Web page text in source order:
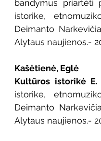
bandymus priartėti
istorike,
Deimanto
Alytaus naujienos.-
Kašėtienė, Eglė
Kultūros istorikė
istorike,
Deimanto
Alytaus naujienos.-